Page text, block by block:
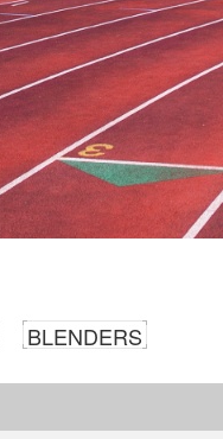
BLENDERS